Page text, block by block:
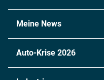
Meine News
Auto-Krise 2026